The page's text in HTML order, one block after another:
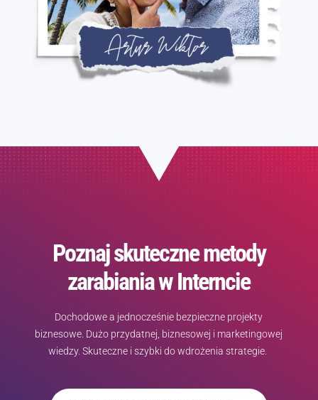
Poznaj skuteczne metody
zarabiania w Interncie
Dochodowe a jednocześnie bezpieczne projekty
biznesowe. Dużo przydatnej, biznesowej i marketingowej
wiedzy. Skuteczne i szybki do wdrożenia strategie.